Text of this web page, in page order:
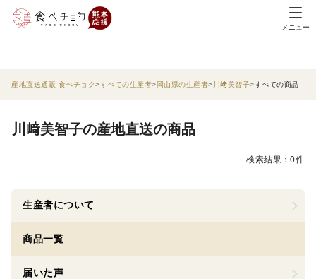
メニュー
産地直送通販 食べチョク すべての生産者 岡山県の生産者 川﨑美智子 すべての商品
川﨑美智子の産地直送の商品
検索結果：0件
生産者について
商品一覧
届いた声